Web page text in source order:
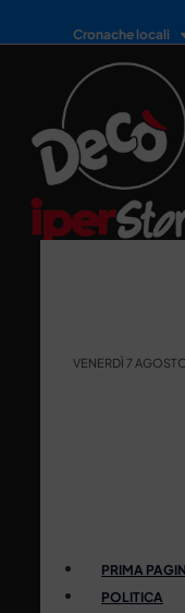
Cronache locali
VENERDÌ 7
PRIMA
POLITICA